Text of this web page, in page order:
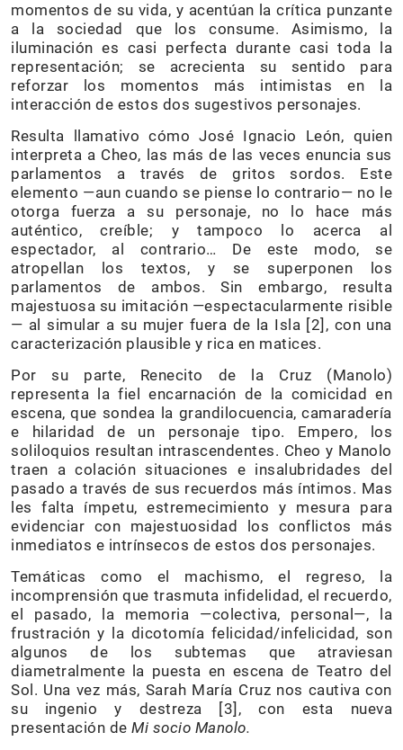
momentos de su vida, y acentúan la crítica punzante
a la sociedad que los consume. Asimismo, la
iluminación es casi perfecta durante casi toda la
representación; se acrecienta su sentido para
reforzar los momentos más intimistas en la
interacción de estos dos sugestivos personajes.
Resulta llamativo cómo José Ignacio León, quien
interpreta a Cheo, las más de las veces enuncia sus
parlamentos a través de gritos sordos. Este
elemento —aun cuando se piense lo contrario— no le
otorga fuerza a su personaje, no lo hace más
auténtico, creíble; y tampoco lo acerca al
espectador, al contrario… De este modo, se
atropellan los textos, y se superponen los
parlamentos de ambos. Sin embargo, resulta
majestuosa su imitación —espectacularmente risible
— al simular a su mujer fuera de la Isla [2], con una
caracterización plausible y rica en matices.
Por su parte, Renecito de la Cruz (Manolo)
representa la fiel encarnación de la comicidad en
escena, que sondea la grandilocuencia, camaradería
e hilaridad de un personaje tipo. Empero, los
soliloquios resultan intrascendentes. Cheo y Manolo
traen a colación situaciones e insalubridades del
pasado a través de sus recuerdos más íntimos. Mas
les falta ímpetu, estremecimiento y mesura para
evidenciar con majestuosidad los conflictos más
inmediatos e intrínsecos de estos dos personajes.
Temáticas como el machismo, el regreso, la
incomprensión que trasmuta infidelidad, el recuerdo,
el pasado, la memoria —colectiva, personal—, la
frustración y la dicotomía felicidad/infelicidad, son
algunos de los subtemas que atraviesan
diametralmente la puesta en escena de Teatro del
Sol. Una vez más, Sarah María Cruz nos cautiva con
su ingenio y destreza [3], con esta nueva
presentación de Mi socio Manolo.